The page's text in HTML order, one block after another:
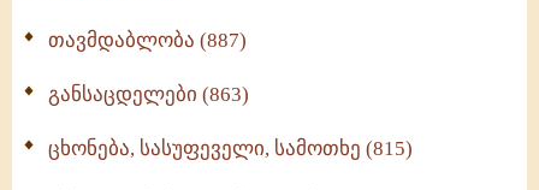
თავმდაბლობა (887)
განსაცდელები (863)
ცხონება, სასუფეველი, სამოთხე (815)